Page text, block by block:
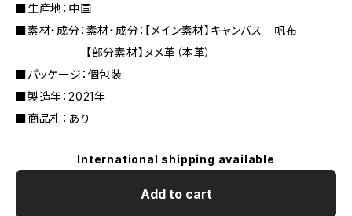
■生産地：中国
■素材・成分：素材・成分：【メイン素材】キャンバス 帆布
【部分素材】ヌメ革（本革）
■パッケージ：個包装
■製造年：2021年
■商品札：あり
International shipping available
Add to cart